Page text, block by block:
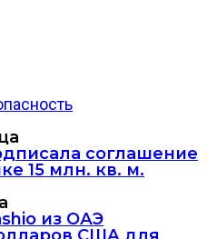
соглашение
15 млн. кв. м.
из ОАЭ